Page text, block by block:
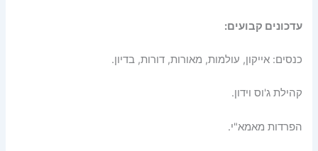
עדכונים קבועים:
כנסים: אייקון, עולמות, מאורות, דורות, בדיון.
קהילת ג'וס וידון.
הפרדות מאמא"י.